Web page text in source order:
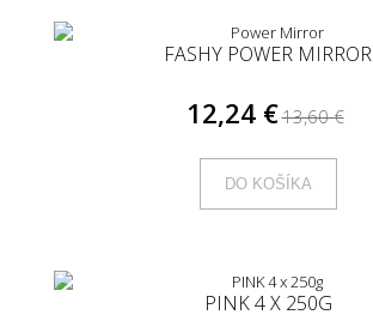
FASHY POWER MIRROR
12,24 €13,60 €
DO KOŠÍKA
PINK 4 X 250G